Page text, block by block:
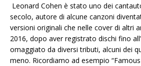
Leonard Cohen è stato uno dei
secolo, autore di alcune canzoni
versioni originali che nelle cover di altri
2016, dopo aver registrato dischi fino
omaggiato da diversi tributi, alcuni dei
meno. Ricordiamo ad esempio “Famous